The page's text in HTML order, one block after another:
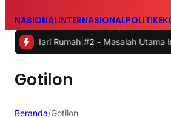
NASIONALINTERNASIONALPOLITIK
dari Rumah| #2 -Masalah Utama
Gotilon
Beranda/Gotilon